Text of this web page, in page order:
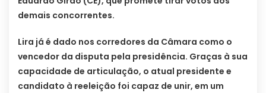
demais concorrentes.
Lira já é dado nos corredores da Câmara como o
vencedor da disputa pela presidência. Graças à sua
capacidade de articulação, o atual presidente e
candidato à reeleição foi capaz de unir, em um